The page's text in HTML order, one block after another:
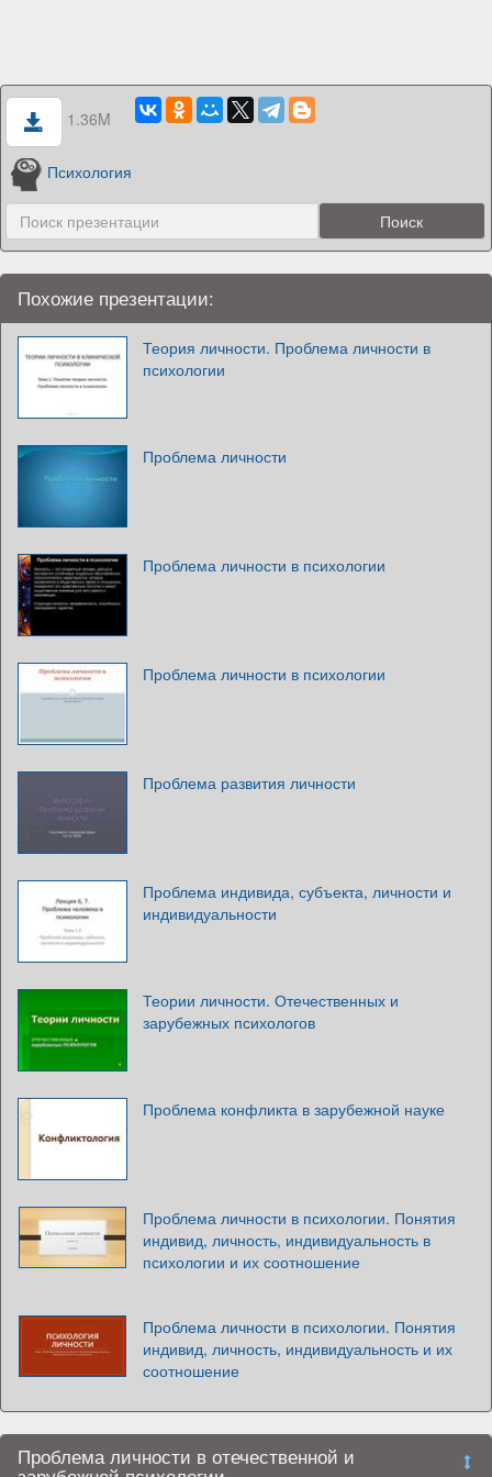
1.36M
Психология
Похожие презентации:
Теория личности. Проблема личности в
психологии
Проблема личности
Проблема личности в психологии
Проблема личности в психологии
Проблема развития личности
Проблема индивида, субъекта, личности и
индивидуальности
Теории личности. Отечественных и
зарубежных психологов
Проблема конфликта в зарубежной науке
Проблема личности в психологии. Понятия
индивид, личность, индивидуальность в
психологии и их соотношение
Проблема личности в психологии. Понятия
индивид, личность, индивидуальность и их
соотношение
Проблема личности в отечественной и